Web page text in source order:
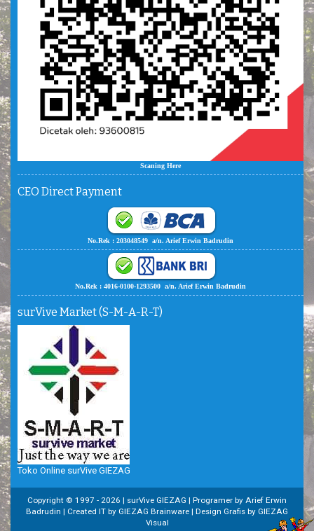
Scaning Here
CEO Direct Payment
No.Rek : 203048549 a/n. Arief Erwin Badrudin
No.Rek : 4016-0100-1293500 a/n. Arief Erwin Badrudin
surVive Market (S-M-A-R-T)
Toko Online surVive GIEZAG
Copyright © 1997 - 2026 | surVive GIEZAG | Programer by Arief Erwin
Badrudin | Created IT by GIEZAG Brainware | Design Grafis by GIEZAG
Visual